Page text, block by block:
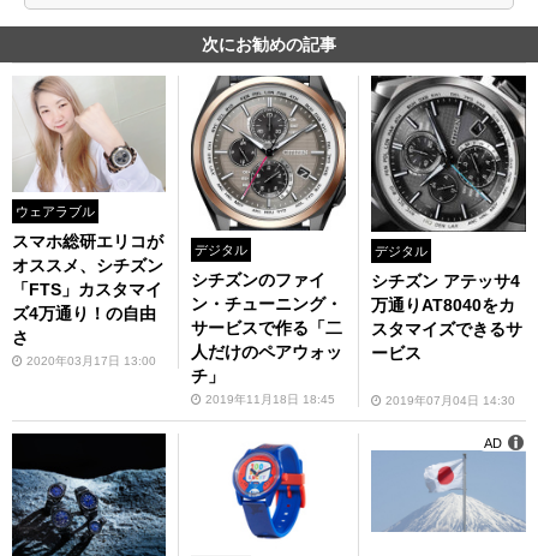
次にお勧めの記事
ウェアラブル
スマホ総研エリコが
オススメ、シチズン
「FTS」カスタマイ
ズ4万通り！の自由
さ
2020年03月17日 13:00
デジタル
シチズンのファイ
ン・チューニング・
サービスで作る「二
人だけのペアウォッ
チ」
2019年11月18日 18:45
デジタル
シチズン アテッサ4
万通りAT8040をカ
スタマイズできるサ
ービス
2019年07月04日 14:30
AD